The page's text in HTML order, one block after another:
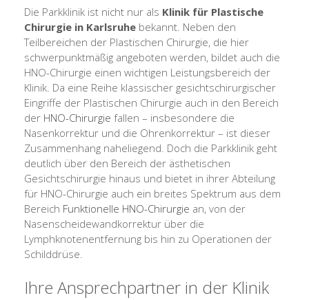
Die Parkklinik ist nicht nur als Klinik für Plastische
Chirurgie in Karlsruhe bekannt. Neben den
Teilbereichen der Plastischen Chirurgie, die hier
schwerpunktmäßig angeboten werden, bildet auch die
HNO-Chirurgie einen wichtigen Leistungsbereich der
Klinik. Da eine Reihe klassischer gesichtschirurgischer
Eingriffe der Plastischen Chirurgie auch in den Bereich
der HNO-Chirurgie fallen – insbesondere die
Nasenkorrektur und die Ohrenkorrektur – ist dieser
Zusammenhang naheliegend. Doch die Parkklinik geht
deutlich über den Bereich der ästhetischen
Gesichtschirurgie hinaus und bietet in ihrer Abteilung
für HNO-Chirurgie auch ein breites Spektrum aus dem
Bereich Funktionelle HNO-Chirurgie an, von der
Nasenscheidewandkorrektur über die
Lymphknotenentfernung bis hin zu Operationen der
Schilddrüse.
Ihre Ansprechpartner in der Klinik